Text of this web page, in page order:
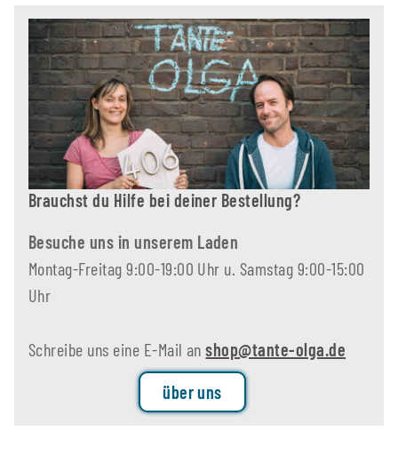
Brauchst du Hilfe bei deiner Bestellung?
Besuche uns in unserem Laden
Montag-Freitag 9:00-19:00 Uhr u. Samstag 9:00-15:00
Uhr
Schreibe uns eine E-Mail anshop@tante-olga.de
über uns